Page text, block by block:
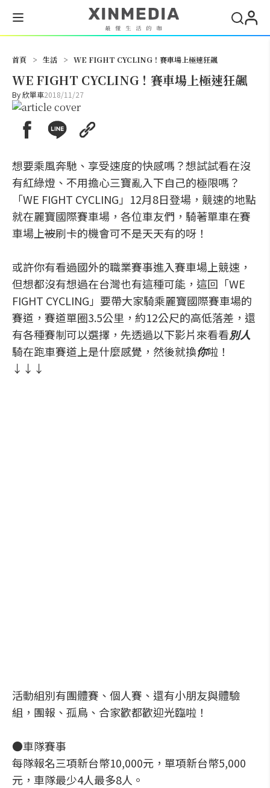
首頁 > 生活 > WE FIGHT CYCLING！賽車場上極速狂飆
WE FIGHT CYCLING！賽車場上極速狂飆
By欣單車2018/11/27
想要乘風奔馳、享受速度的快感嗎？想試試看在沒
有紅綠燈、不用擔心三寶亂入下自己的極限嗎？
「WE FIGHT CYCLING」12月8日登場，競速的地點
就在麗寶國際賽車場，各位車友們，騎著單車在賽
車場上被刷卡的機會可不是天天有的呀！
或許你有看過國外的職業賽事進入賽車場上競速，
但想都沒有想過在台灣也有這種可能，這回「WE
FIGHT CYCLING」要帶大家騎乘麗寶國際賽車場的
賽道，賽道單圈3.5公里，約12公尺的高低落差，還
有各種賽制可以選擇，先透過以下影片來看看別人
騎在跑車賽道上是什麼感覺，然後就換你啦！
↓↓↓
活動組別有團體賽、個人賽、還有小朋友與體驗
組，團報、孤鳥、合家歡都歡迎光臨啦！
●車隊賽事
每隊報名三項新台幣10,000元，單項新台幣5,000
元，車隊最少4人最多8人。